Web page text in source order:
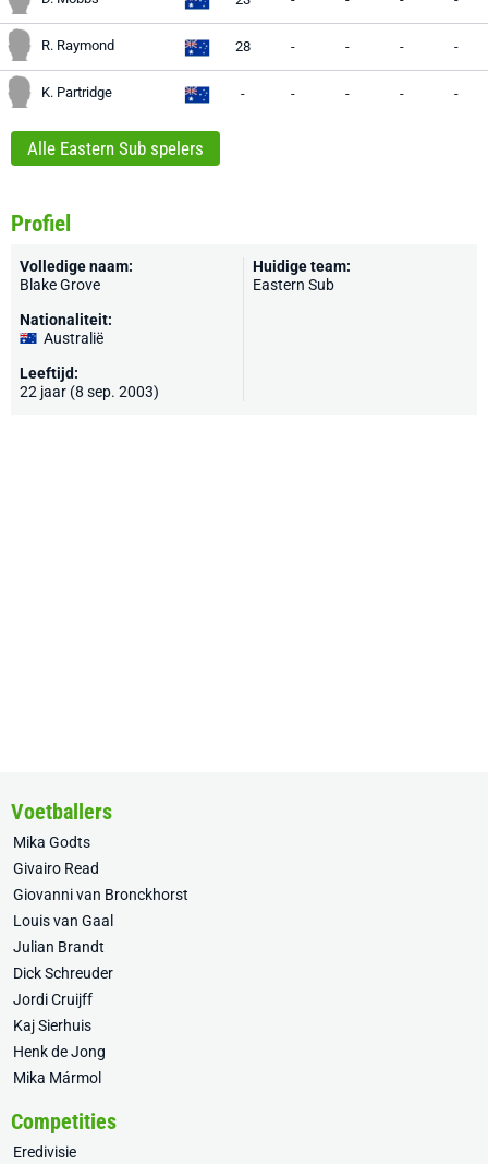
R. Raymond 28 - - - -
K. Partridge - - - - -
Alle Eastern Sub spelers
Profiel
Volledige naam:
Blake Grove
Nationaliteit:
Australië
Leeftijd:
22 jaar (8 sep. 2003)
Huidige team:
Eastern Sub
Voetballers
Mika Godts
Givairo Read
Giovanni van Bronckhorst
Louis van Gaal
Julian Brandt
Dick Schreuder
Jordi Cruijff
Kaj Sierhuis
Henk de Jong
Mika Mármol
Competities
Eredivisie